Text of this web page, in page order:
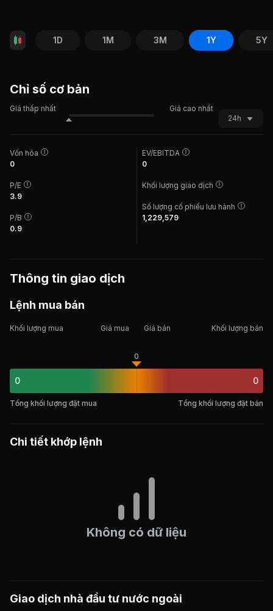
1D 1M 3M 1Y 5Y
Chỉ số cơ bản
Giá thấp nhất
Giá cao nhất
24h
Vốn hóa
0
P/E
3.9
P/B
0.9
EV/EBITDA
0
Khối lượng giao dịch
Số lượng cổ phiếu lưu hành
1,229,579
Thông tin giao dịch
Lệnh mua bán
Khối lượng mua Giá mua Giá bán Khối lượng bán
0
0
0
Tổng khối lượng đặt mua Tổng khối lượng đặt bán
Chi tiết khớp lệnh
Không có dữ liệu
Giao dịch nhà đầu tư nước ngoài